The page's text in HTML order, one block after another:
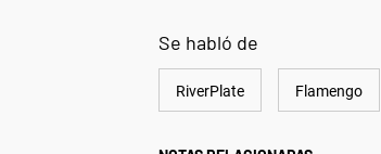
Se habló de
RiverPlate Flamengo